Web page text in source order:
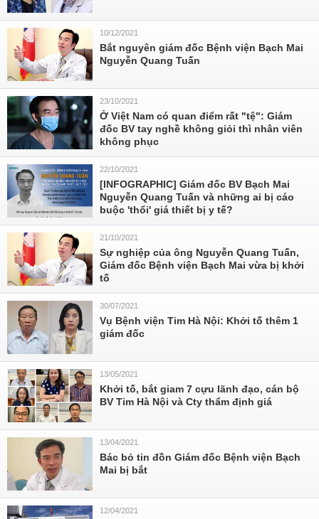
10/12/2021
Bắt nguyên giám đốc Bệnh viện Bạch Mai
Nguyễn Quang Tuấn
23/10/2021
Ở Việt Nam có quan điểm rất "tệ": Giám
đốc BV tay nghề không giỏi thì nhân viên
không phục
22/10/2021
[INFOGRAPHIC] Giám đốc BV Bạch Mai
Nguyễn Quang Tuấn và những ai bị cáo
buộc 'thổi' giá thiết bị y tế?
21/10/2021
Sự nghiệp của ông Nguyễn Quang Tuấn,
Giám đốc Bệnh viện Bạch Mai vừa bị khởi
tố
30/07/2021
Vụ Bệnh viện Tim Hà Nội: Khởi tố thêm 1
giám đốc
13/05/2021
Khởi tố, bắt giam 7 cựu lãnh đạo, cán bộ
BV Tim Hà Nội và Cty thẩm định giá
13/04/2021
Bác bỏ tin đồn Giám đốc Bệnh viện Bạch
Mai bị bắt
12/04/2021